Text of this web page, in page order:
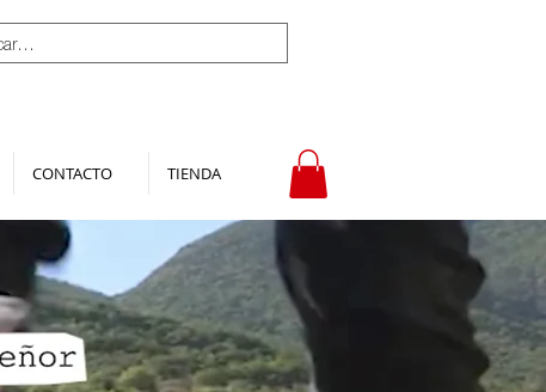
CONTACTO TIENDA